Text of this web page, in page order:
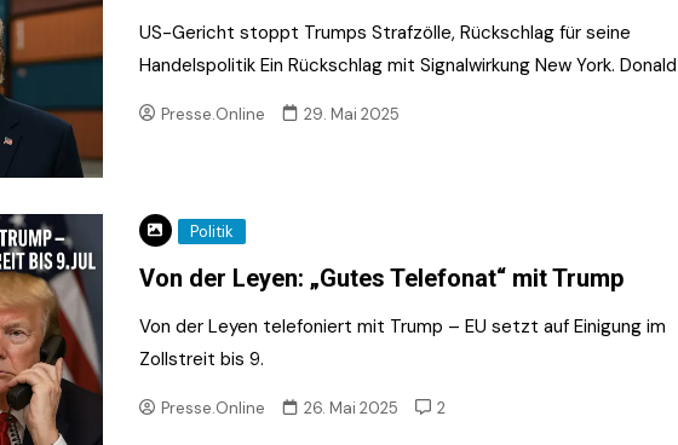
US-Gericht stoppt Trumps Strafzölle, Rückschlag für seine
Handelspolitik Ein Rückschlag mit Signalwirkung New York. Donald
Presse.Online 29. Mai 2025
Politik
Von der Leyen: „Gutes Telefonat“ mit Trump
Von der Leyen telefoniert mit Trump – EU setzt auf Einigung im
Zollstreit bis 9.
Presse.Online 26. Mai 2025 2